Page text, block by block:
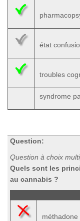
état
troubles
syndrome
Question:
Question à choix
Quels sont les
au cannabis ?
méthadone